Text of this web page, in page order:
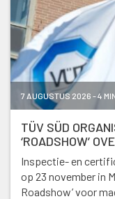
7 AUGUSTUS 2026 - 4
TÜV SÜD
‘ROADSHOW’
Inspectie- en
op 23 november in
Roadshow’ voor